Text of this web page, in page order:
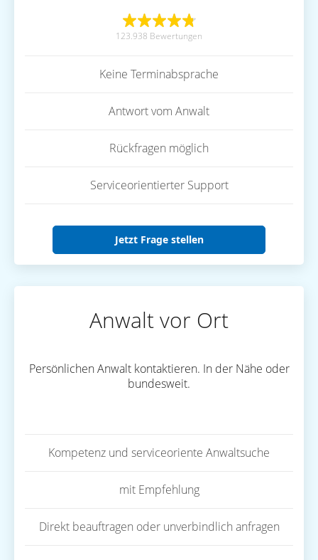
123.938 Bewertungen
Keine Terminabsprache
Antwort vom Anwalt
Rückfragen möglich
Serviceorientierter Support
Jetzt Frage stellen
Anwalt vor Ort
Persönlichen Anwalt kontaktieren. In der Nähe oder
bundesweit.
Kompetenz und serviceoriente Anwaltsuche
mit Empfehlung
Direkt beauftragen oder unverbindlich anfragen